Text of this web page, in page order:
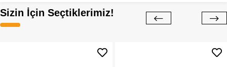
Sizin İçin Seçtiklerimiz!